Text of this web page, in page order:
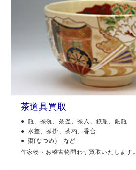
茶道具買取
瓶、茶碗、茶釜、茶入、鉄瓶、銀瓶
水差、茶掛、茶杓、香合
棗(なつめ) など
作家物・お稽古物問わず買取いたします。